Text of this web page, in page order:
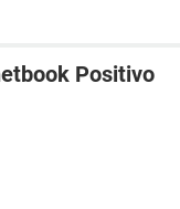
Positivo